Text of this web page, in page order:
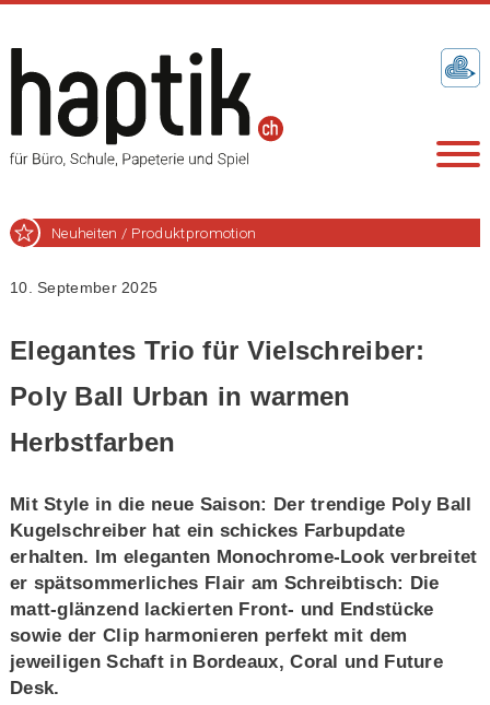
Neuheiten / Produktpromotion
10. September 2025
Elegantes Trio für Vielschreiber:
Poly Ball Urban in warmen
Herbstfarben
Mit Style in die neue Saison: Der trendige Poly Ball
Kugelschreiber hat ein schickes Farbupdate
erhalten. Im eleganten Monochrome-Look verbreitet
er spätsommerliches Flair am Schreibtisch: Die
matt-glänzend lackierten Front- und Endstücke
sowie der Clip harmonieren perfekt mit dem
jeweiligen Schaft in Bordeaux, Coral und Future
Desk.